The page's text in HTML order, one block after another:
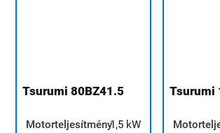
Tsurumi 80BZ41.5
Motorteljesítmény1,5 kW
Tsurumi